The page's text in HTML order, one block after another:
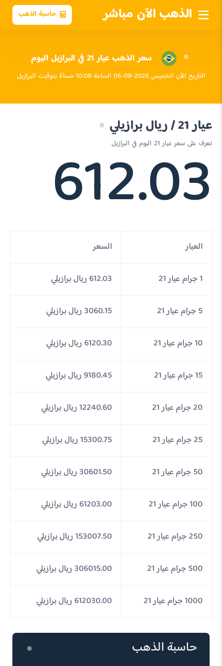
الذهب الآن مباشر حاسبة الذهب
سعر الذهب عيار 21 في البرازيل اليوم
التاريخ الآن الخميس 2026-08-06 الساعة 10:08 مساءً بتوقيت البرازيل
عيار 21 / ريال برازيلي
تعرف على سعر عيار 21 اليوم في البرازيل
612.03
العيار السعر
1 جرام عيار 21 612.03 ريال برازيلي
5 جرام عيار 21 3060.15 ريال برازيلي
10 جرام عيار 21 6120.30 ريال برازيلي
15 جرام عيار 21 9180.45 ريال برازيلي
20 جرام عيار 21 12240.60 ريال برازيلي
25 جرام عيار 21 15300.75 ريال برازيلي
50 جرام عيار 21 30601.50 ريال برازيلي
100 جرام عيار 21 61203.00 ريال برازيلي
250 جرام عيار 21 153007.50 ريال برازيلي
500 جرام عيار 21 306015.00 ريال برازيلي
1000 جرام عيار 21 612030.00 ريال برازيلي
حاسبة الذهب